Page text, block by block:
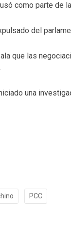
como parte de
del
que las
una
PCC